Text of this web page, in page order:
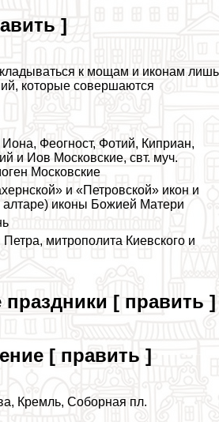
]
к мощам и иконам лишь
которые совершаются
Феогност, Фотий, Киприан,
и Иов Московские, свт. муч.
Московские
и «Петровской» икон и
алтаре) иконы Божией Матери
Петра, митрополита Киевского и
[ править ]
[ править ]
Кремль, Соборная пл.